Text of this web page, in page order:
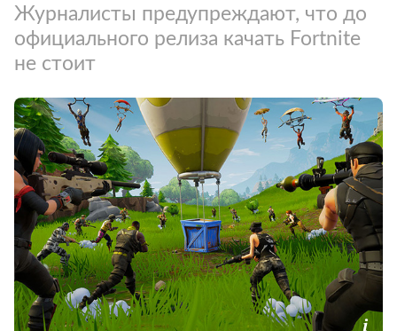
Журналисты предупреждают, что до
официального релиза качать Fortnite
не стоит